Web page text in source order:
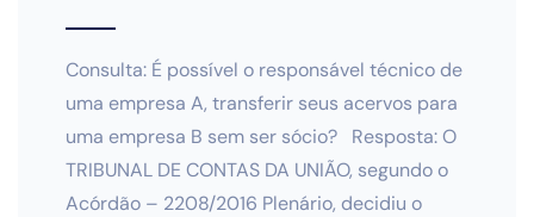
Consulta: É possível o responsável técnico de
uma empresa A, transferir seus acervos para
uma empresa B sem ser sócio? Resposta: O
TRIBUNAL DE CONTAS DA UNIÃO, segundo o
Acórdão – 2208/2016 Plenário, decidiu o